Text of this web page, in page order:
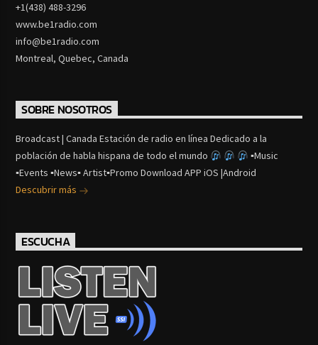
+1(438) 488-3296
www.be1radio.com
info@be1radio.com
Montreal, Quebec, Canada
SOBRE NOSOTROS
Broadcast | Canada Estación de radio en línea Dedicado a la
población de habla hispana de todo el mundo
▪Music
▪Events ▪News▪ Artist▪Promo Download APP iOS |Android
Descubrir más
ESCUCHA